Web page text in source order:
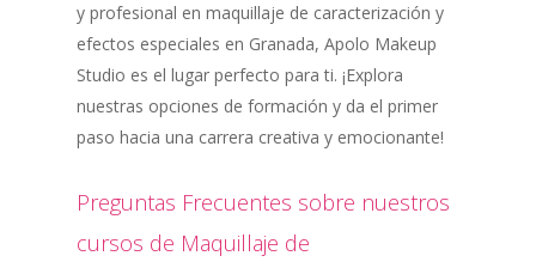
y profesional en maquillaje de caracterización y
efectos especiales en Granada, Apolo Makeup
Studio es el lugar perfecto para ti. ¡Explora
nuestras opciones de formación y da el primer
paso hacia una carrera creativa y emocionante!
Preguntas Frecuentes sobre nuestros
cursos de Maquillaje de